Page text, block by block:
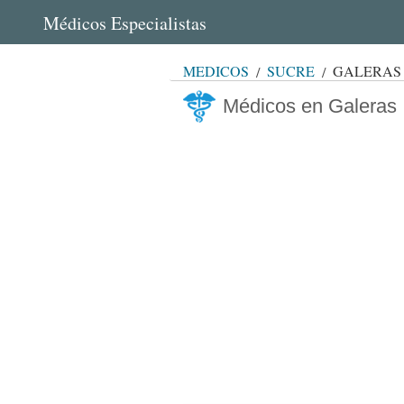
Médicos Especialistas
MÉDICOS SUCRE GALERAS
Médicos en Galeras